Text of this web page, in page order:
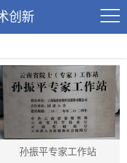
创新
孙振平专家工作站